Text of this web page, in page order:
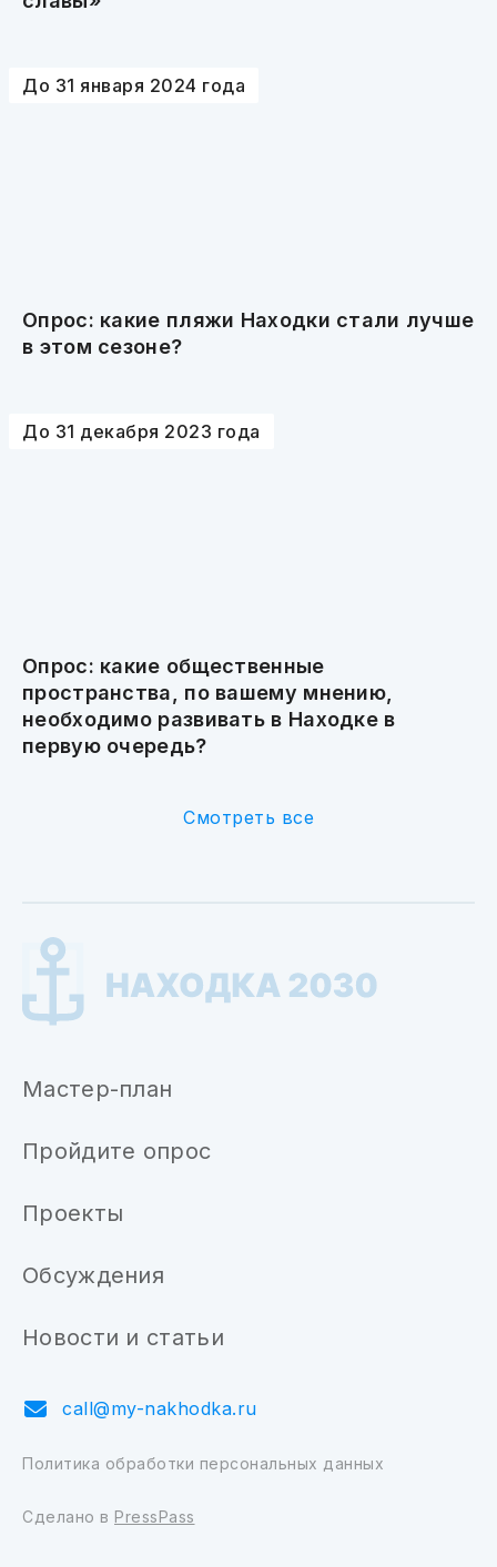
До 31 января 2024 года
Опрос: какие пляжи Находки стали лучше
в этом сезоне?
До 31 декабря 2023 года
Опрос: какие общественные
пространства, по вашему мнению,
необходимо развивать в Находке в
первую очередь?
Смотреть все
Мастер-план
Пройдите опрос
Проекты
Обсуждения
Новости и статьи
call@my-nakhodka.ru
Политика обработки персональных данных
Сделано в PressPass